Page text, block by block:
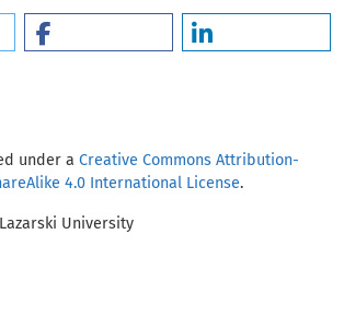
under a Creative Commons Attribution-
4.0 International License.
University